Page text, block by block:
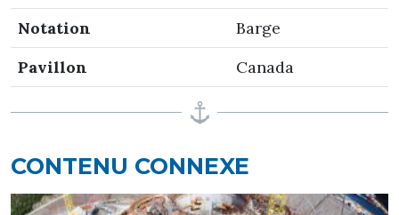
Notation
Barge
Pavillon
Canada
CONTENU CONNEXE